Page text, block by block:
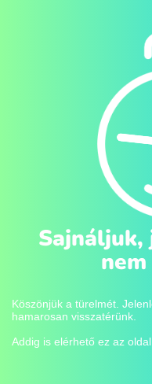
Sajnáljuk,
Köszönjük a türelmét.
hamarosan visszatérünk.
Addig is elérhető ez az